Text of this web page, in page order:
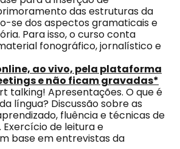
das estruturas da
se dos aspectos gramaticais e
Para isso, o curso conta
fonográfico, jornalístico e
ao vivo, pela plataforma
e não ficam gravadas*
talking! Apresentações. O que é
língua? Discussão sobre as
fluência e técnicas de
de leitura e
base em entrevistas da